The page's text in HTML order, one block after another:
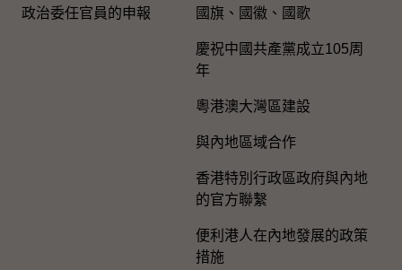
政治委任官員的申報 國旗、國徽、國歌
慶祝中國共產黨成立105周
年
粵港澳大灣區建設
與內地區域合作
香港特別行政區政府與內地
的官方聯繫
便利港人在內地發展的政策
措施